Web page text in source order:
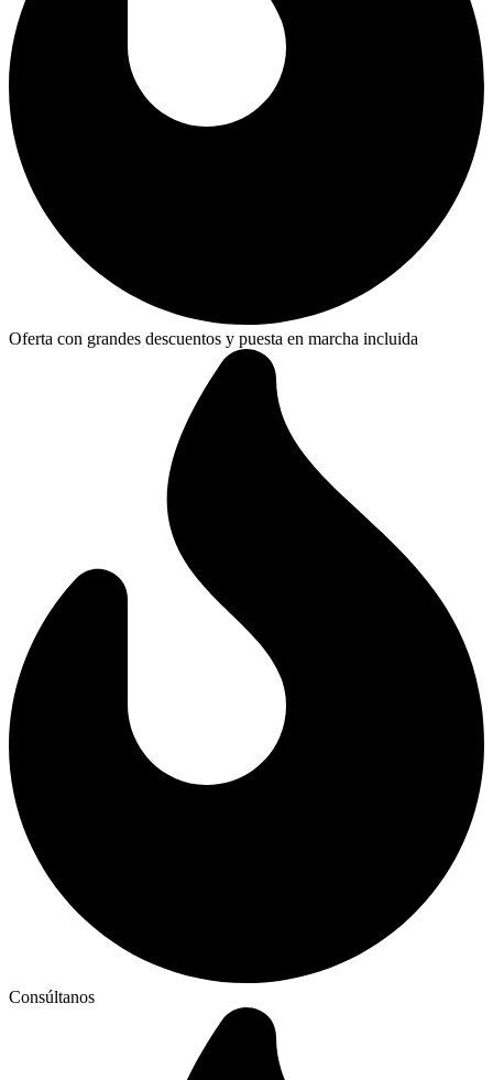
Oferta con grandes descuentos y puesta en marcha incluida
Consúltanos